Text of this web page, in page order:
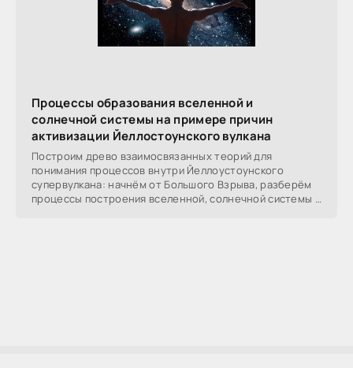
Процессы образования вселенной и
солнечной системы на примере причин
активизации Йеллостоунского вулкана
Построим древо взаимосвязанных теорий для
понимания процессов внутри Йеллоустоунского
супервулкана: начнём от Большого Взрыва, разберём
процессы построения вселенной, солнечной системы в